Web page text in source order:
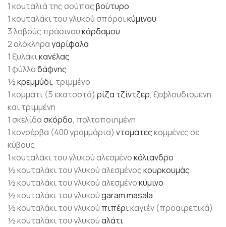
1 κουταλιά της σούπαςβούτυρο
1 κουταλάκι του γλυκού σπόροικύμινου
3 λοβούς πράσινουκάρδαμου
2 ολόκληραγαρίφαλα
1 ξυλάκικανέλας
1 φύλλοδάφνης
½κρεμμύδι, τριμμένο
1 κομμάτι (5 εκατοστά) ρίζα τζίντζερ, ξεφλουδισμένη
και τριμμένη
1 σκελίδασκόρδο, πολτοποιημένη
1 κονσέρβα (400 γραμμάρια) ντομάτεςκομμένες σε
κύβους
1 κουταλάκι του γλυκού αλεσμένοκόλιανδρο
½ κουταλάκι του γλυκού αλεσμένοςκουρκουμάς
½ κουταλάκι του γλυκού αλεσμένοκύμινο
½ κουταλάκι του γλυκούgaram masala
½ κουταλάκι του γλυκού πιπέρικαγιέν (προαιρετικά)
½ κουταλάκι του γλυκούαλάτι